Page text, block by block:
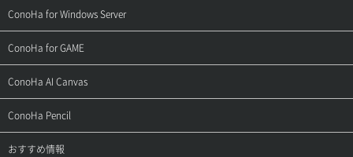
用語集
お問い合わせ
ご利用ガイド
お乗り換えガイド
よくある質問
サポートトップ
ご利用ガイド
APIドキュメントVPS2.0
APIドキュメントVPS3.0
ConoHa for Windows Server
サポートトップ
ご利用ガイド
APIドキュメントVPS2.0
ConoHa for GAME
サポートトップ
ご利用ガイド
ConoHa AI Canvas
サポートトップ
ご利用ガイド
ConoHa Pencil
サポートトップ
おすすめ情報